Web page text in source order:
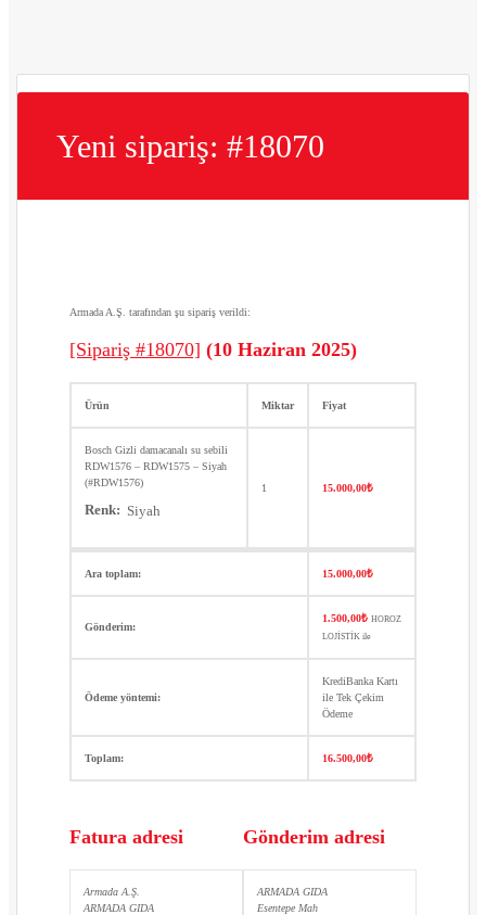
Yeni sipariş: #18070
Armada A.Ş. tarafından şu sipariş verildi:
[Sipariş #18070] (10 Haziran 2025)
Ürün Miktar Fiyat
Bosch Gizli damacanalı su sebili
RDW1576 – RDW1575 – Siyah
(#RDW1576)
Renk: Siyah
1 15.000,00₺
Ara toplam: 15.000,00₺
Gönderim:
1.500,00₺ HOROZ
LOJİSTİK ile
Ödeme yöntemi:
KrediBanka Kartı
ile Tek Çekim
Ödeme
Toplam: 16.500,00₺
Fatura adresi
Armada A.Ş.
ARMADA GIDA
Gönderim adresi
ARMADA GIDA
Esentepe Mah